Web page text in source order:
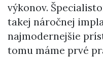
výkonov.
takej náročnej
najmodernejšie
tomu máme prvé